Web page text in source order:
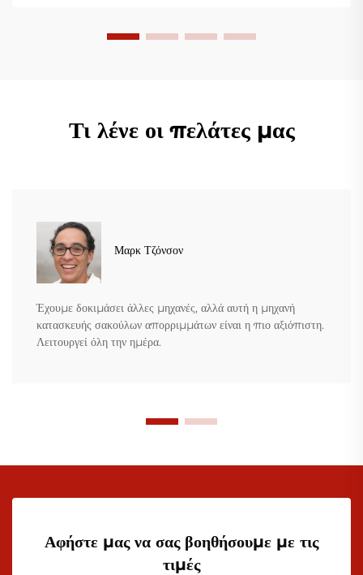
Τι λένε οι πελάτες μας
Μαρκ Τζόνσον
Έχουμε δοκιμάσει άλλες μηχανές, αλλά αυτή η μηχανή
κατασκευής σακούλων απορριμμάτων είναι η πιο αξιόπιστη.
Λειτουργεί όλη την ημέρα.
Αφήστε μας να σας βοηθήσουμε με τις
τιμές